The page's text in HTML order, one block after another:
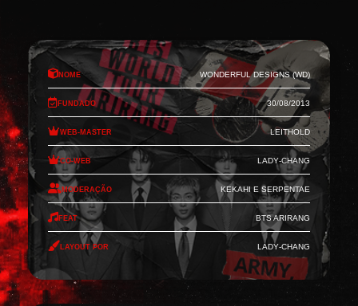
Nome Wonderful Designs (WD)
Fundado 30/08/2013
Web-Master Leithold
Co-Web Lady-Chang
Moderação Kekahi e Serpentae
Feat BTS Arirang
Layout por Lady-Chang